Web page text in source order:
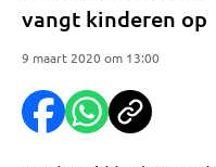
vangt kinderen op
9 maart 2020 om 13:00